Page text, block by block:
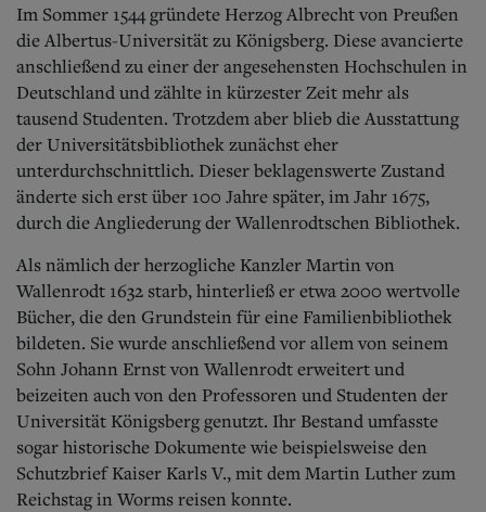
Start
Wer wir sind
Aktuelle Ausgabe
Abonnenten-Login
Abonnent werden
Abo Prämien
Archiv
Mediadaten
Bücher
Kontakt
Impressum
Datenschutz
Im Sommer 1544 gründete Herzog Albrecht von Preußen
die Albertus-Universität zu Königsberg. Diese avancierte
anschließend zu einer der angesehensten Hochschulen in
Deutschland und zählte in kürzester Zeit mehr als
tausend Studenten. Trotzdem aber blieb die Ausstattung
der Universitätsbibliothek zunächst eher
unterdurchschnittlich. Dieser beklagenswerte Zustand
änderte sich erst über 100 Jahre später, im Jahr 1675,
durch die Angliederung der Wallenrodtschen Bibliothek.
Als nämlich der herzogliche Kanzler Martin von
Wallenrodt 1632 starb, hinterließ er etwa 2000 wertvolle
Bücher, die den Grundstein für eine Familienbibliothek
bildeten. Sie wurde anschließend vor allem von seinem
Sohn Johann Ernst von Wallenrodt erweitert und
beizeiten auch von den Professoren und Studenten der
Universität Königsberg genutzt. Ihr Bestand umfasste
sogar historische Dokumente wie beispielsweise den
Schutzbrief Kaiser Karls V., mit dem Martin Luther zum
Reichstag in Worms reisen konnte.